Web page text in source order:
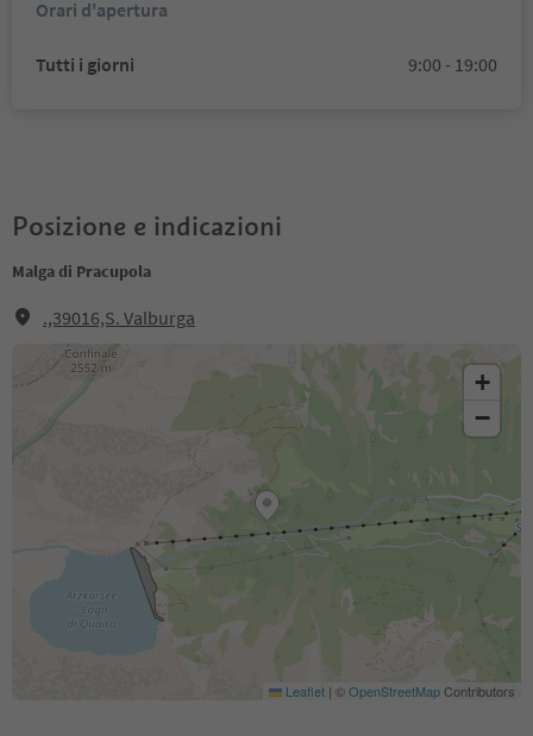
Orari d'apertura
Tutti i giorni 9:00 - 19:00
Posizione e indicazioni
Malga di Pracupola
.,39016,S. Valburga
+
−
Leaflet | ©OpenStreetMapContributors